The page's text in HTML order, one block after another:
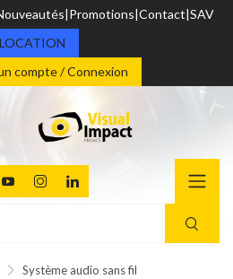
Promotions Contact SAV
LOCATION
compte / Connexion
Système audio sans fil